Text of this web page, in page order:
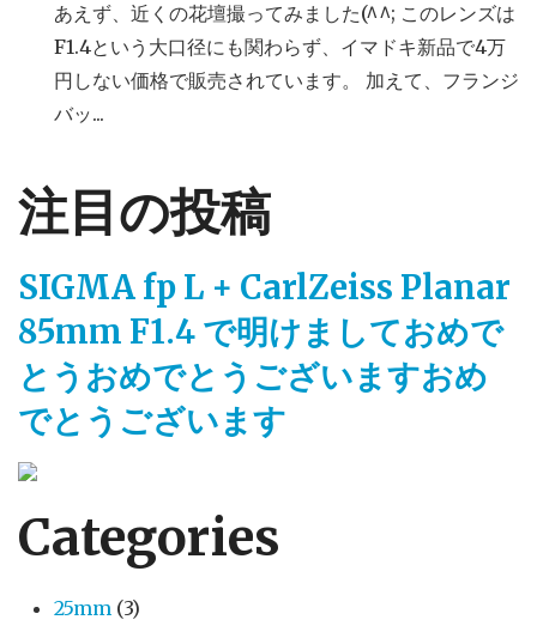
あえず、近くの花壇撮ってみました(^^; このレンズは
F1.4という大口径にも関わらず、イマドキ新品で4万
円しない価格で販売されています。 加えて、フランジ
バッ...
注目の投稿
SIGMA fp L + CarlZeiss Planar
85mm F1.4 で明けましておめで
とうおめでとうございますおめ
でとうございます
Categories
25mm (3)